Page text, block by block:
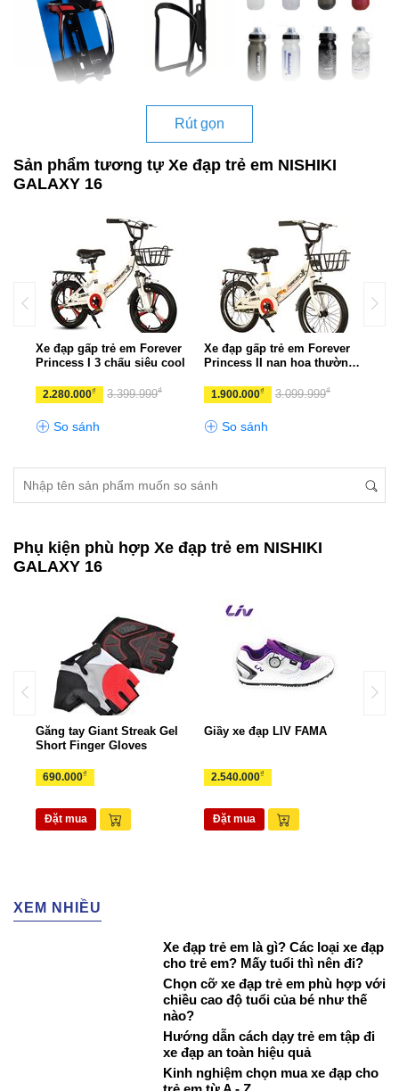
Rút gọn
Sản phẩm tương tự Xe đạp trẻ em NISHIKI
GALAXY 16
Xe đạp gấp trẻ em Forever
Princess I 3 chấu siêu cool
2.280.000₫ 3.399.999₫
So sánh
Xe đạp gấp trẻ em Forever
Princess II nan hoa thường
1.900.000₫ 3.099.999₫
So sánh
Phụ kiện phù hợp Xe đạp trẻ em NISHIKI
GALAXY 16
Găng tay Giant Streak Gel
Short Finger Gloves
690.000₫
Đặt mua
Giầy xe đạp LIV FAMA
2.540.000₫
Đặt mua
XEM NHIỀU
Xe đạp trẻ em là gì? Các loại xe đạp
cho trẻ em? Mấy tuổi thì nên đi?
Chọn cỡ xe đạp trẻ em phù hợp với
chiều cao độ tuổi của bé như thế
nào?
Hướng dẫn cách dạy trẻ em tập đi
xe đạp an toàn hiệu quả
Kinh nghiệm chọn mua xe đạp cho